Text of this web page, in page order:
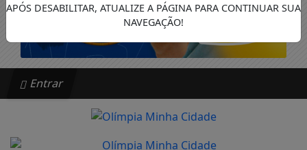
Entrar
APÓS DESABILITAR, ATUALIZE A PÁGINA PARA CONTINUAR SUA
NAVEGAÇÃO!